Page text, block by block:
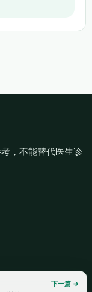
下一篇 →
，不能替代医生诊